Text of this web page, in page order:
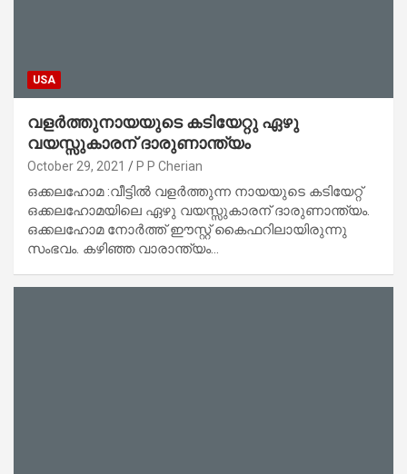
USA
വളര്‍ത്തുനായയുടെ കടിയേറ്റു ഏഴു
വയസ്സുകാരന് ദാരുണാന്ത്യം
October 29, 2021 P P Cherian
ഒക്കലഹോമ :വീട്ടില്‍ വളര്‍ത്തുന്ന നായയുടെ കടിയേറ്റ്
ഒക്കലഹോമയിലെ ഏഴു വയസ്സുകാരന് ദാരുണാന്ത്യം.
ഒക്കലഹോമ നോര്‍ത്ത് ഈസ്റ്റ് കൈഫറിലായിരുന്നു
സംഭവം. കഴിഞ്ഞ വാരാന്ത്യം…